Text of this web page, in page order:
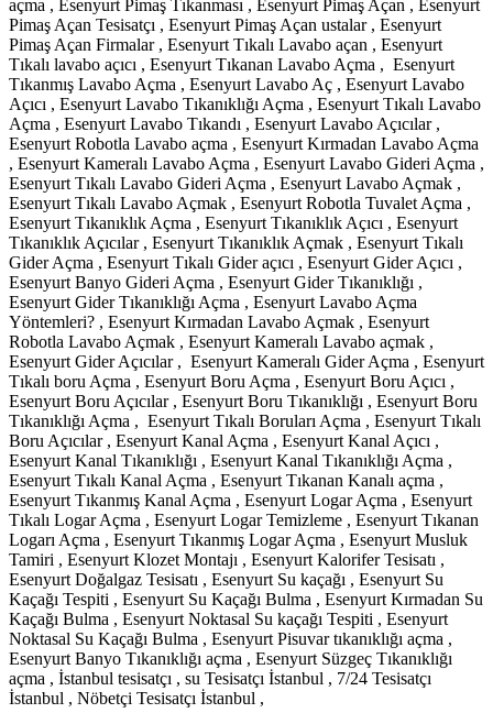
açma , Esenyurt Pimaş Tıkanması , Esenyurt Pimaş Açan , Esenyurt
Pimaş Açan Tesisatçı , Esenyurt Pimaş Açan ustalar , Esenyurt
Pimaş Açan Firmalar , Esenyurt Tıkalı Lavabo açan , Esenyurt
Tıkalı lavabo açıcı , Esenyurt Tıkanan Lavabo Açma , Esenyurt
Tıkanmış Lavabo Açma , Esenyurt Lavabo Aç , Esenyurt Lavabo
Açıcı , Esenyurt Lavabo Tıkanıklığı Açma , Esenyurt Tıkalı Lavabo
Açma , Esenyurt Lavabo Tıkandı , Esenyurt Lavabo Açıcılar ,
Esenyurt Robotla Lavabo açma , Esenyurt Kırmadan Lavabo Açma
, Esenyurt Kameralı Lavabo Açma , Esenyurt Lavabo Gideri Açma ,
Esenyurt Tıkalı Lavabo Gideri Açma , Esenyurt Lavabo Açmak ,
Esenyurt Tıkalı Lavabo Açmak , Esenyurt Robotla Tuvalet Açma ,
Esenyurt Tıkanıklık Açma , Esenyurt Tıkanıklık Açıcı , Esenyurt
Tıkanıklık Açıcılar , Esenyurt Tıkanıklık Açmak , Esenyurt Tıkalı
Gider Açma , Esenyurt Tıkalı Gider açıcı , Esenyurt Gider Açıcı ,
Esenyurt Banyo Gideri Açma , Esenyurt Gider Tıkanıklığı ,
Esenyurt Gider Tıkanıklığı Açma , Esenyurt Lavabo Açma
Yöntemleri? , Esenyurt Kırmadan Lavabo Açmak , Esenyurt
Robotla Lavabo Açmak , Esenyurt Kameralı Lavabo açmak ,
Esenyurt Gider Açıcılar , Esenyurt Kameralı Gider Açma , Esenyurt
Tıkalı boru Açma , Esenyurt Boru Açma , Esenyurt Boru Açıcı ,
Esenyurt Boru Açıcılar , Esenyurt Boru Tıkanıklığı , Esenyurt Boru
Tıkanıklığı Açma , Esenyurt Tıkalı Boruları Açma , Esenyurt Tıkalı
Boru Açıcılar , Esenyurt Kanal Açma , Esenyurt Kanal Açıcı ,
Esenyurt Kanal Tıkanıklığı , Esenyurt Kanal Tıkanıklığı Açma ,
Esenyurt Tıkalı Kanal Açma , Esenyurt Tıkanan Kanalı açma ,
Esenyurt Tıkanmış Kanal Açma , Esenyurt Logar Açma , Esenyurt
Tıkalı Logar Açma , Esenyurt Logar Temizleme , Esenyurt Tıkanan
Logarı Açma , Esenyurt Tıkanmış Logar Açma , Esenyurt Musluk
Tamiri , Esenyurt Klozet Montajı , Esenyurt Kalorifer Tesisatı ,
Esenyurt Doğalgaz Tesisatı , Esenyurt Su kaçağı , Esenyurt Su
Kaçağı Tespiti , Esenyurt Su Kaçağı Bulma , Esenyurt Kırmadan Su
Kaçağı Bulma , Esenyurt Noktasal Su kaçağı Tespiti , Esenyurt
Noktasal Su Kaçağı Bulma , Esenyurt Pisuvar tıkanıklığı açma ,
Esenyurt Banyo Tıkanıklığı açma , Esenyurt Süzgeç Tıkanıklığı
açma , İstanbul tesisatçı , su Tesisatçı İstanbul , 7/24 Tesisatçı
İstanbul , Nöbetçi Tesisatçı İstanbul ,